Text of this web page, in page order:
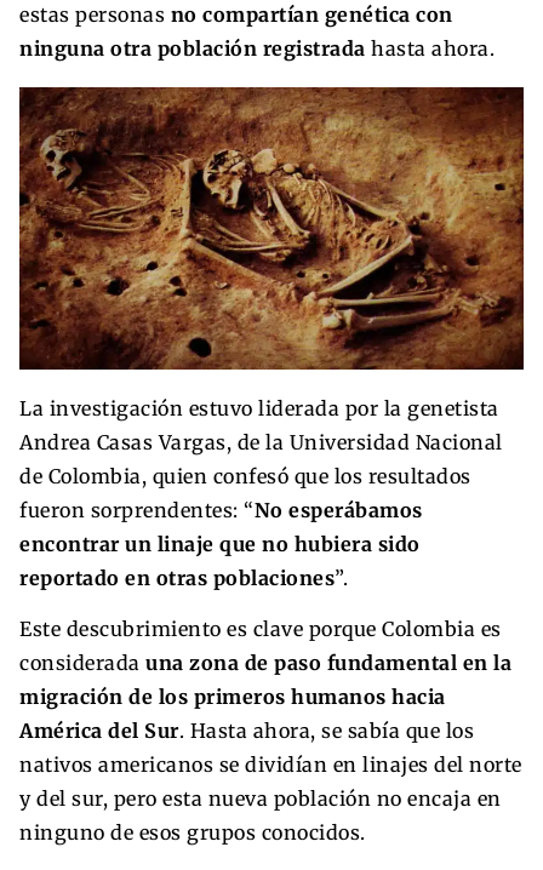
estas personas no compartían genética con
ninguna otra población registrada hasta ahora.
La investigación estuvo liderada por la genetista
Andrea Casas Vargas, de la Universidad Nacional
de Colombia, quien confesó que los resultados
fueron sorprendentes: “No esperábamos
encontrar un linaje que no hubiera sido
reportado en otras poblaciones”.
Este descubrimiento es clave porque Colombia es
considerada una zona de paso fundamental en la
migración de los primeros humanos hacia
América del Sur. Hasta ahora, se sabía que los
nativos americanos se dividían en linajes del norte
y del sur, pero esta nueva población no encaja en
ninguno de esos grupos conocidos.